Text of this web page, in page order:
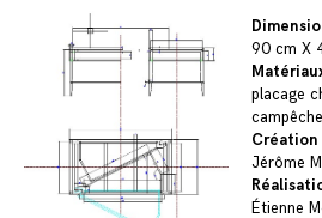
90 cm X
placage
Création
Jérôme
Étienne